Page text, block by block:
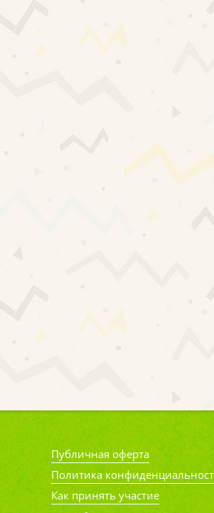
Публичная оферта
Политика
Как принять участие